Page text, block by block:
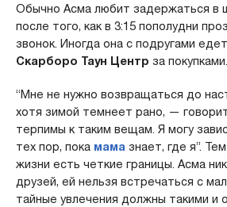
Обычно Асма любит задержаться в
после того, как в 3:15 пополудни
звонок. Иногда она с подругами
Скарборо Таун Центр за покупками.
“Мне не нужно возвращаться до
хотя зимой темнеет рано, —
терпимы к таким вещам. Я могу
тех пор, пока мама знает, где я”.
жизни есть четкие границы. Асма
друзей, ей нельзя встречаться с
тайные увлечения должны такими и